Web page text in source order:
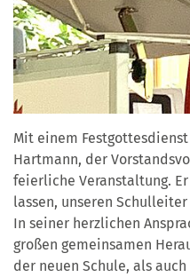
Mit einem
Hartmann, der
feierliche Veranstaltung.
lassen, unseren
In seiner herzlichen
großen gemeinsamen
der neuen Schule, als